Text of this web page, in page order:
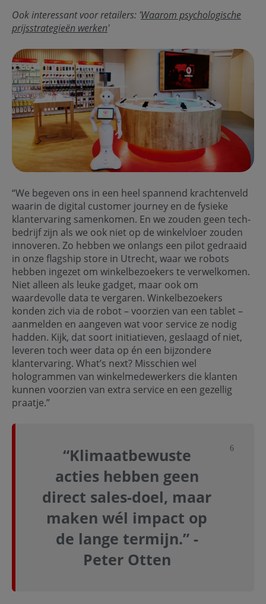
Ook interessant voor retailers: 'Waarom psychologische
prijsstrategieën werken'
“We begeven ons in een heel spannend krachtenveld
waarin de digital customer journey en de fysieke
klantervaring samenkomen. En we zouden geen tech-
bedrijf zijn als we ook niet op de winkelvloer zouden
innoveren. Zo hebben we onlangs een pilot gedraaid
in onze flagship store in Utrecht, waar we robots
hebben ingezet om winkelbezoekers te verwelkomen.
Niet alleen als leuke gadget, maar ook om
waardevolle data te vergaren. Winkelbezoekers
konden zich via de robot – voorzien van een tablet –
aanmelden en aangeven wat voor service ze nodig
hadden. Kijk, dat soort initiatieven, geslaagd of niet,
leveren toch weer data op én een bijzondere
klantervaring. What’s next? Misschien wel
hologrammen van winkelmedewerkers die klanten
kunnen voorzien van extra service en een gezellig
praatje.”
“Klimaatbewuste
acties hebben geen
direct sales-doel, maar
maken wél impact op
de lange termijn.” -
Peter Otten
Sluit